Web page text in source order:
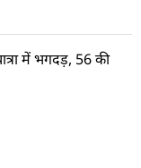
में भगदड़, 56 की